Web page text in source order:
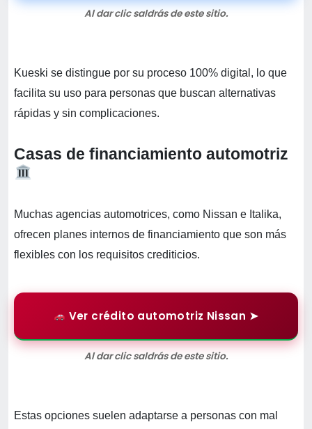
Al dar clic saldrás de este sitio.
Kueski se distingue por su proceso 100% digital, lo que
facilita su uso para personas que buscan alternativas
rápidas y sin complicaciones.
Casas de financiamiento automotriz
Muchas agencias automotrices, como Nissan e Italika,
ofrecen planes internos de financiamiento que son más
flexibles con los requisitos crediticios.
Ver crédito automotriz Nissan ➤
Al dar clic saldrás de este sitio.
Estas opciones suelen adaptarse a personas con mal